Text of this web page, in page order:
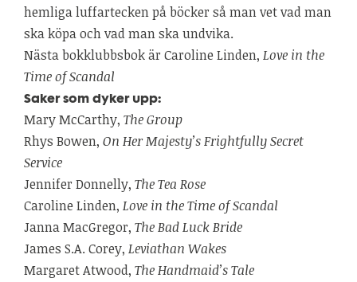
hemliga luffartecken på böcker så man vet vad man
ska köpa och vad man ska undvika.
Nästa bokklubbsbok är Caroline Linden, Love in the
Time of Scandal
Saker som dyker upp:
Mary McCarthy, The Group
Rhys Bowen, On Her Majesty’s Frightfully Secret
Service
Jennifer Donnelly, The Tea Rose
Caroline Linden, Love in the Time of Scandal
Janna MacGregor, The Bad Luck Bride
James S.A. Corey, Leviathan Wakes
Margaret Atwood, The Handmaid’s Tale